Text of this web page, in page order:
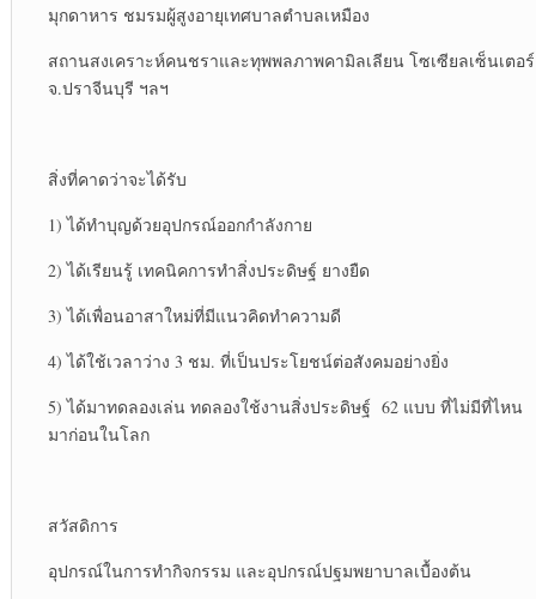
มุกดาหาร ชมรมผู้สูงอายุเทศบาลตำบลเหมือง
สถานสงเคราะห์คนชราและทุพพลภาพคามิลเลียน โซเซียลเซ็นเตอร์
จ.ปราจีนบุรี ฯลฯ
สิ่งที่คาดว่าจะได้รับ
1) ได้ทำบุญด้วยอุปกรณ์ออกกำลังกาย
2) ได้เรียนรู้ เทคนิคการทำสิ่งประดิษฐ์ ยางยืด
3) ได้เพื่อนอาสาใหม่ที่มีแนวคิดทำความดี
4) ได้ใช้เวลาว่าง 3 ชม. ที่เป็นประโยชน์ต่อสังคมอย่างยิ่ง
5) ได้มาทดลองเล่น ทดลองใช้งานสิ่งประดิษฐ์ 62 แบบ ที่ไม่มีที่ไหน
มาก่อนในโลก
สวัสดิการ
อุปกรณ์ในการทำกิจกรรม และอุปกรณ์ปฐมพยาบาลเบื้องต้น